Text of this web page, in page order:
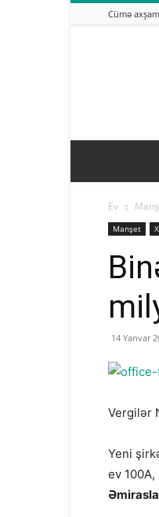
Cümə
Ev
Manşet
14 Yanvar
Vergilər
Yeni
ev 100A,